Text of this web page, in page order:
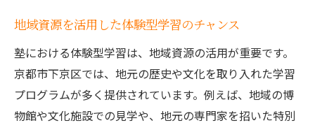
地域資源を活用した体験型学習のチャンス
塾における体験型学習は、地域資源の活用が重要です。
京都市下京区では、地元の歴史や文化を取り入れた学習
プログラムが多く提供されています。例えば、地域の博
物館や文化施設での見学や、地元の専門家を招いた特別